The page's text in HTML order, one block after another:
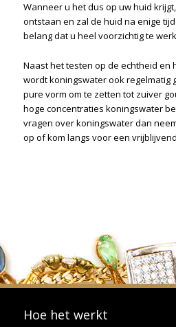
Wanneer u het dus op uw huid
ontstaan en zal de huid na enige
belang dat u heel voorzichtig te
Naast het testen op de echtheid en
wordt koningswater ook regelmatig
pure vorm om te zetten tot zuiver
hoge concentraties koningswater
vragen over koningswater dan
op of kom langs voor een
Hoe het werkt